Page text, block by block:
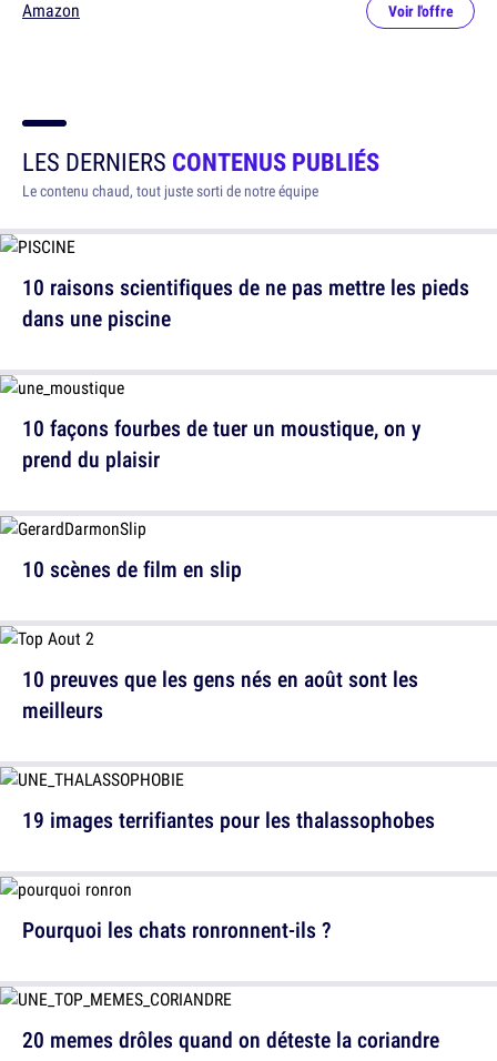
Amazon Voir l'offre
LES DERNIERS CONTENUS PUBLIÉS
Le contenu chaud, tout juste sorti de notre équipe
10 raisons scientifiques de ne pas mettre les pieds
dans une piscine
10 scènes de film en slip
19 images terrifiantes pour les thalassophobes
20 memes drôles quand on déteste la coriandre
10 façons fourbes de tuer un moustique, on y
prend du plaisir
10 preuves que les gens nés en août sont les
meilleurs
Pourquoi les chats ronronnent-ils ?